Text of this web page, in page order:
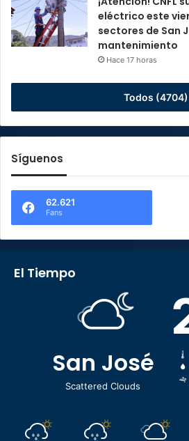
eléctrico este
sectores de San
mantenimiento
Hace 17 horas
Todos (4704)
Síguenos
62.621
Fans
El Tiempo
San José
Scattered Clouds